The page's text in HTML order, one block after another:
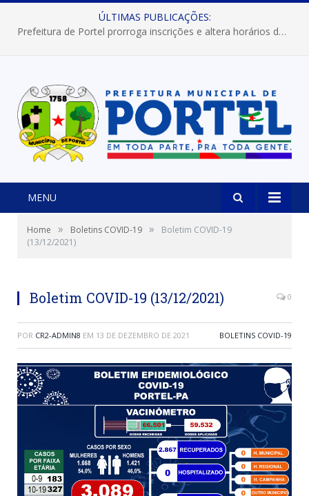
ÚLTIMAS PUBLICAÇÕES:
Prefeitura de Portel prorroga inscrições e altera horários dos concursos “Musa” e “Miss Mix Verão 2026”
MENU
Home » Boletins COVID-19 »
Boletim COVID-19
(13/12/2021)
Boletim COVID-19 (13/12/2021) 0
POR CR2-ADMIN8 EM 13 DE DEZEMBRO DE 2021 BOLETINS COVID-19